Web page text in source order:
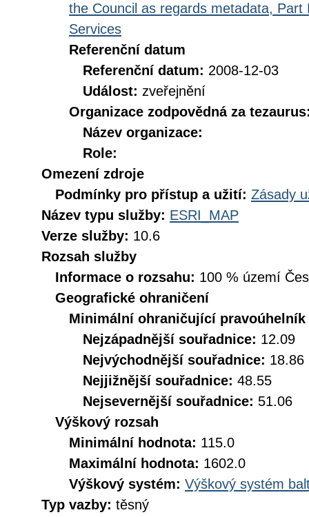
the Council as regards metadata,
Services
Referenční datum
Referenční datum: 2008-12-03
Událost: zveřejnění
Organizace zodpovědná za
Název organizace:
Role:
Omezení zdroje
Podmínky pro přístup a užití: Zásady
Název typu služby: ESRI_MAP
Verze služby: 10.6
Rozsah služby
Informace o rozsahu: 100 % území
Geografické ohraničení
Minimální ohraničující pravoúhelník
Nejzápadnější souřadnice: 12.09
Nejvýchodnější souřadnice: 18.86
Nejjižnější souřadnice: 48.55
Nejsevernější souřadnice: 51.06
Výškový rozsah
Minimální hodnota: 115.0
Maximální hodnota: 1602.0
Výškový systém: Výškový systém
Typ vazby: těsný